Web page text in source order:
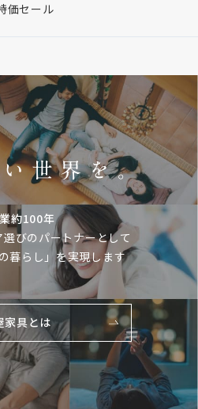
価セール
約100年
びのパートナーとして
暮らし」を実現します
家具とは